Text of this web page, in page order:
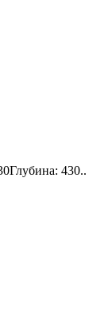
430..